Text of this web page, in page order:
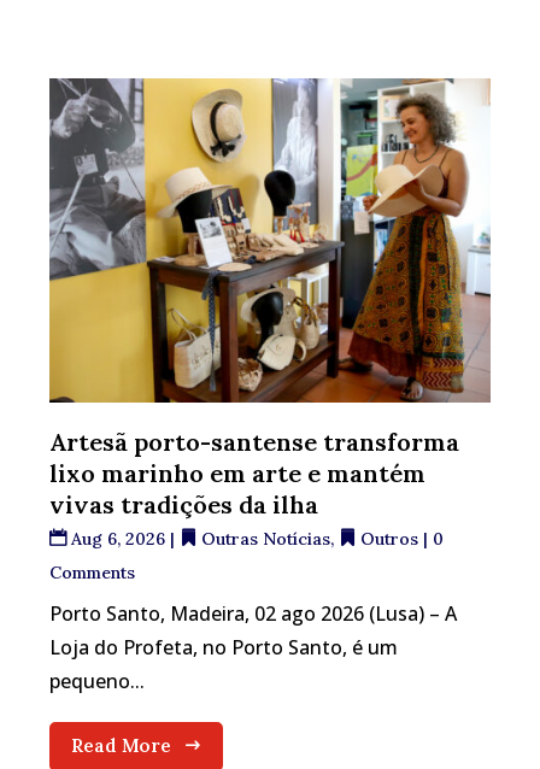
Artesã porto-santense transforma
lixo marinho em arte e mantém
vivas tradições da ilha
Aug 6, 2026 | Outras Notícias, Outros | 0
Comments
Porto Santo, Madeira, 02 ago 2026 (Lusa) – A
Loja do Profeta, no Porto Santo, é um
pequeno...
Read More